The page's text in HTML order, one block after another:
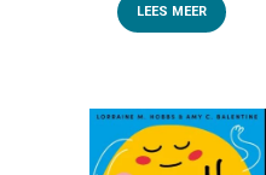
LEES MEER